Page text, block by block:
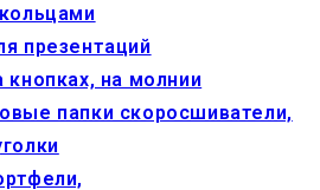
презентаций
кнопках, на молнии
папки скоросшиватели,